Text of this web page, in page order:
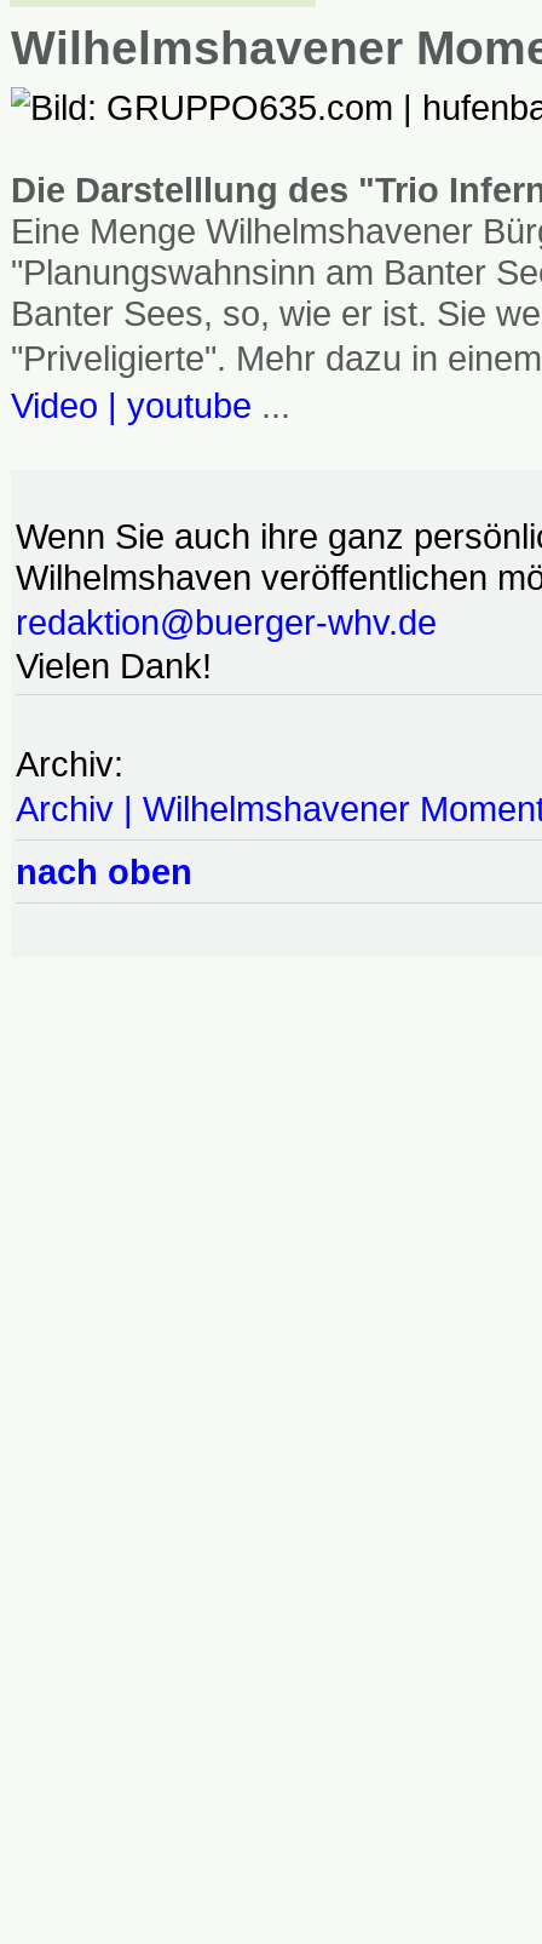
Wilhelmshavener
Die Darstelllung des "Trio
Eine Menge Wilhelmshavener
"Planungswahnsinn am Banter
Banter Sees, so, wie er ist. Sie
"Priveligierte". Mehr dazu in
Video | youtube ...
Wenn Sie auch ihre ganz
Wilhelmshaven veröffentlichen
redaktion@buerger-whv.de
Vielen Dank!
Archiv:
Archiv | Wilhelmshavener
nach oben